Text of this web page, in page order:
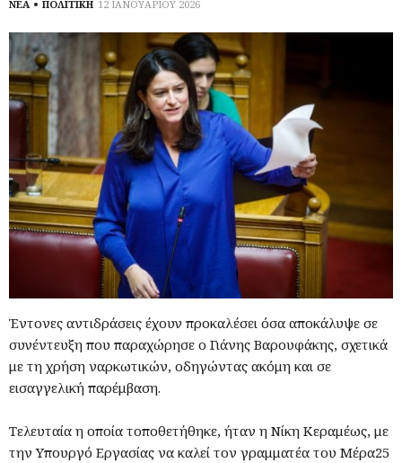
ΝΕΑ ΠΟΛΙΤΙΚΗ 12 ΙΑΝΟΥΑΡΙΟΥ 2026
Έντονες αντιδράσεις έχουν προκαλέσει όσα αποκάλυψε σε
συνέντευξη που παραχώρησε ο Γιάνης Βαρουφάκης, σχετικά
με τη χρήση ναρκωτικών, οδηγώντας ακόμη και σε
εισαγγελική παρέμβαση.
Τελευταία η οποία τοποθετήθηκε, ήταν η Νίκη Κεραμέως, με
την Υπουργό Εργασίας να καλεί τον γραμματέα του Μέρα25